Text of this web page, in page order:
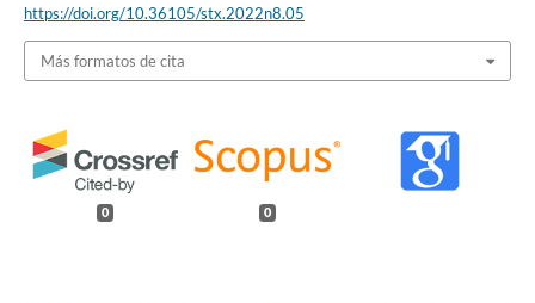
advertising messages. Psychology and Marketing.
https://doi.org/10.1002/mar.21574
colectiva. Interface-Comunicação, Saúde, Educação, 587-599.
https://doi.org/10.1590/S1414-32832013000300008
https://doi.org/10.36105/stx.2022n8.05
Más formatos de cita
0 0